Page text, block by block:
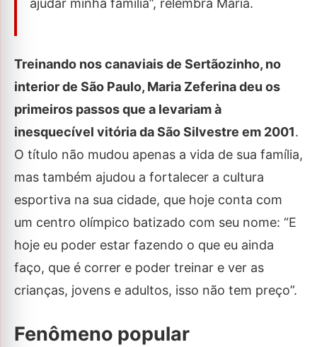
ajudar minha família”, relembra Maria.
Treinando nos canaviais de Sertãozinho, no
interior de São Paulo, Maria Zeferina deu os
primeiros passos que a levariam à
inesquecível vitória da São Silvestre em 2001.
O título não mudou apenas a vida de sua família,
mas também ajudou a fortalecer a cultura
esportiva na sua cidade, que hoje conta com
um centro olímpico batizado com seu nome: “E
hoje eu poder estar fazendo o que eu ainda
faço, que é correr e poder treinar e ver as
crianças, jovens e adultos, isso não tem preço”.
Fenômeno popular